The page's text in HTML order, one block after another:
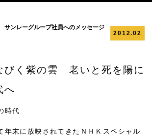
ンレーグループ社員へのメッセージ
2012.02
びく紫の雲 老いと死を陽に
へ
時代
末に放映されてきたＮＨＫスペシャル